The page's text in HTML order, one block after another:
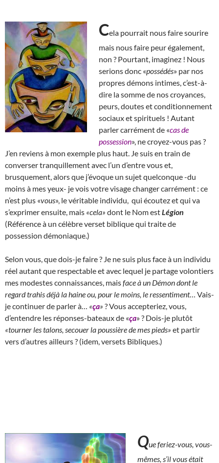
Cela pourrait nous faire sourire
mais nous faire peur également,
non ? Pourtant, imaginez ! Nous
serions donc «possédés» par nos
propres démons intimes, c’est-à-
dire la somme de nos croyances,
peurs, doutes et conditionnement
sociaux et spirituels ! Autant
parler carrément de «cas de
possession», ne croyez-vous pas ?
J’en reviens à mon exemple plus haut. Je suis en train de
converser tranquillement avec l’un d’entre vous et,
brusquement, alors que j’évoque un sujet quelconque -du
moins à mes yeux- je vois votre visage changer carrément : ce
n’est plus «vous», le véritable individu, qui écoutez et qui va
s’exprimer ensuite, mais «cela» dont le Nom estLégion
(Référence à un célèbre verset biblique qui traite de
possession démoniaque.)
Selon vous, que dois-je faire ? Je ne suis plus face à un individu
réel autant que respectable et avec lequel je partage volontiers
mes modestes connaissances, maisface à un Démon dont le
regard trahis déjà la haine ou, pour le moins, le ressentiment… Vais-
je continuer de parler à… «ça» ? Vous accepteriez, vous,
d’entendre les réponses-bateaux de «ça» ? Dois-je plutôt
«tourner les talons, secouer la poussière de mes pieds» et partir
vers d’autres ailleurs ? (idem, versets Bibliques.)
Que feriez-vous, vous-
mêmes, s’il vous était